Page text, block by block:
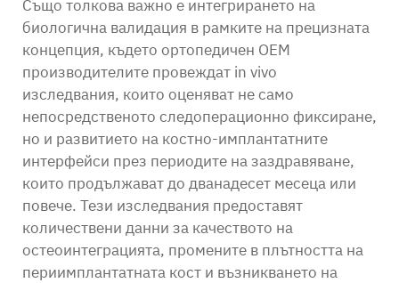
Също толкова важно е интегрирането на
биологична валидация в рамките на прецизната
концепция, където ортопедичен OEM
производителите провеждат in vivo
изследвания, които оценяват не само
непосредственото следоперационно фиксиране,
но и развитието на костно-имплантатните
интерфейси през периодите на заздравяване,
които продължават до дванадесет месеца или
повече. Тези изследвания предоставят
количествени данни за качеството на
остеоинтеграцията, промените в плътността на
периимплантатната кост и възникването на